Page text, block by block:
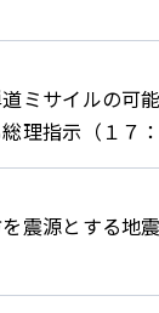
ミサイルの可
理指示（１７：
震源とする地